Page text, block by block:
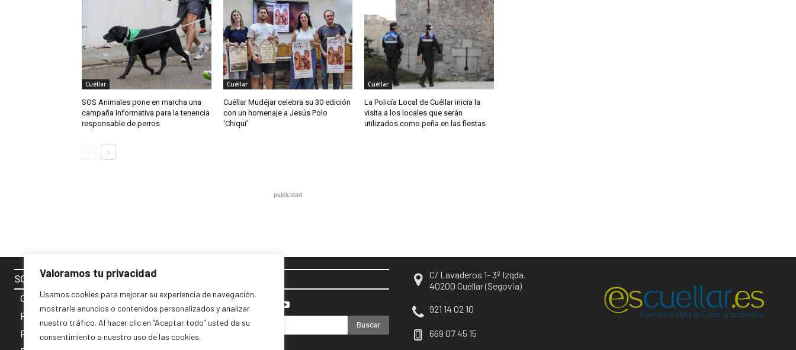
Valoramos tu privacidad
Usamos cookies para mejorar su experiencia de navegación,
mostrarle anuncios o contenidos personalizados y analizar
nuestro tráfico. Al hacer clic en “Aceptar todo” usted da su
consentimiento a nuestro uso de las cookies.
Cuéllar
SOS Animales pone en marcha una
campaña informativa para la tenencia
responsable de perros
Cuéllar
Cuéllar Mudéjar celebra su 30 edición
con un homenaje a Jesús Polo
‘Chiqui’
Cuéllar
La Policía Local de Cuéllar inicia la
visita a los locales que serán
utilizados como peña en las fiestas
publicidad
SOBRE NOSOTROS
Contacto
Política de cookies
Privacidad y Aviso Legal
Buscar
C/ Lavaderos 1- 3º Izqda.
40200 Cuéllar (Segovia)
921 14 02 10
669 07 45 15